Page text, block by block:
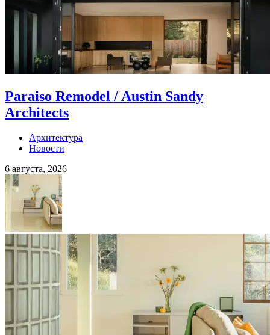
Paraiso Remodel / Austin Sandy
Architects
Архитектура
Новости
6 августа, 2026